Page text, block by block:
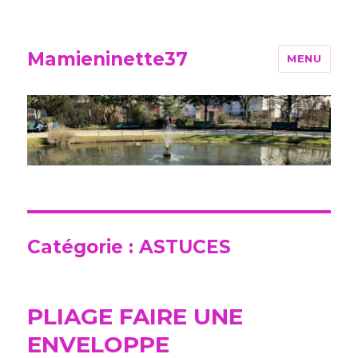
Mamieninette37 MENU
Catégorie :ASTUCES
PLIAGE FAIRE UNE
ENVELOPPE